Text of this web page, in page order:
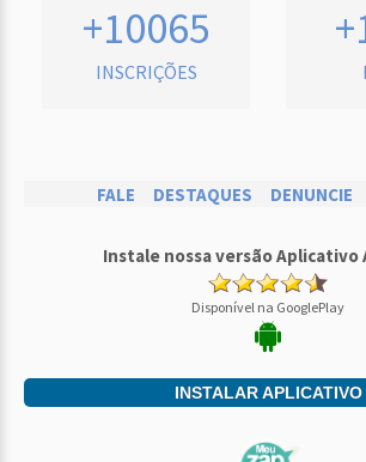
+10065
INSCRIÇÕES
FALE DESTAQUES DENUNCIE
Instale nossa versão Aplicativo
Disponível na GooglePlay
INSTALAR APLICATIVO